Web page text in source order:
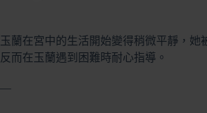
玉蘭在宮中的生活開始變得稍微平靜，
反而在玉蘭遇到困難時耐心指導。
—